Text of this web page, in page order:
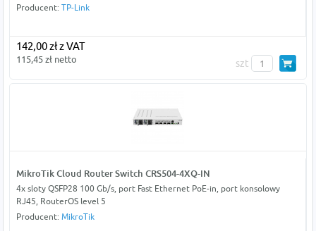
Producent: TP-Link
142,00 zł z VAT
115,45 zł netto szt
MikroTik Cloud Router Switch CRS504-4XQ-IN
4x sloty QSFP28 100 Gb/s, port Fast Ethernet PoE-in, port konsolowy
RJ45, RouterOS level 5
Producent: MikroTik